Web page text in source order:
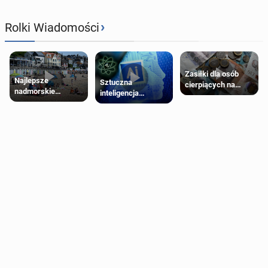
Rolki Wiadomości›
Najlepsze
nadmorskie
miasteczko blisko
Sztuczna
inteligencja
próbowała oszukać
Zasiłki dla osób
cierpiących na
schorzenia